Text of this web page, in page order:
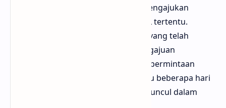
"Penghapusan". Di sini, Anda bisa mengajukan
permintaan penghapusan untuk URL tertentu.
Pastikan Anda mengikuti ketentuan yang telah
ditetapkan oleh Google. Setelah pengajuan
dilakukan, Google akan memproses permintaan
Anda, yang biasanya memakan waktu beberapa hari
sebelum artikel tersebut tidak lagi muncul dalam